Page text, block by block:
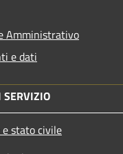
Amministrativo
e dati
SERVIZIO
stato civile